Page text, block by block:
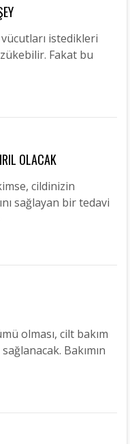
istedikleri
Fakat bu
OLACAK
cildinizin
sağlayan bir tedavi
olması, cilt bakım
Bakımın